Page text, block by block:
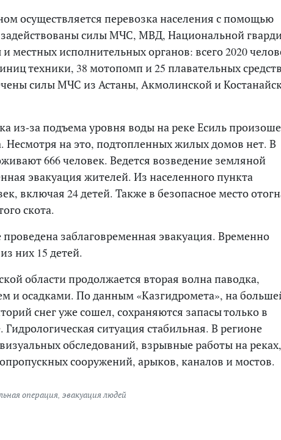
осуществляется перевозка населения с помощью
задействованы силы МЧС, МВД, Национальной
местных исполнительных органов: всего 2020
техники, 38 мотопомп и 25 плавательных
силы МЧС из Астаны, Акмолинской и
из-за подъема уровня воды на реке Есиль
Несмотря на это, подтопленных жилых домов нет. В
666 человек. Ведется возведение земляной
эвакуация жителей. Из населенного пункта
включая 24 детей. Также в безопасное место
скота.
проведена заблаговременная эвакуация. Временно
них 15 детей.
области продолжается вторая волна паводка,
и осадками. По данным «Казгидромета», на
снег уже сошел, сохраняются запасы только в
ситуация стабильная. В регионе
обследований, взрывные работы на реках,
сооружений, арыков, каналов и мостов.
операция эвакуация людей